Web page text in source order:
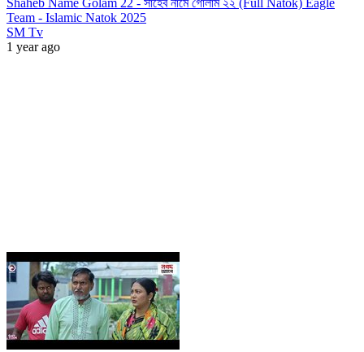
Shaheb Name Golam 22 - সাহেব নামে গোলাম ২২ (Full Natok) Eagle
Team - Islamic Natok 2025
SM Tv
1 year ago